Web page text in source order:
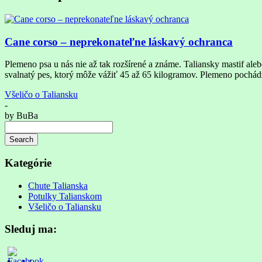
Cane corso – neprekonateľne láskavý ochranca
Plemeno psa u nás nie až tak rozšírené a známe. Taliansky mastif
svalnatý pes, ktorý môže vážiť 45 až 65 kilogramov. Plemeno
Všeličo o Taliansku
-
by BuBa
Search
is
progress
Kategórie
Chute Talianska
Potulky Talianskom
Všeličo o Taliansku
Sleduj ma: